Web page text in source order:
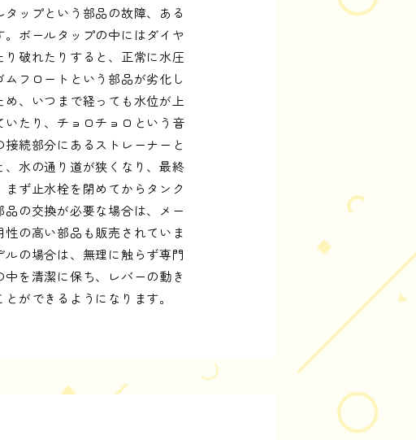
ップという部品の故障、ある
ボールタップの中にはダイヤ
破れたりすると、正常に水圧
フロートという部品が劣化し
、いつまで経っても水位が上
たり、チョロチョロという音
続部分にあるストレーナーと
水の通り道が狭くなり、最終
ず止水栓を閉めてからタンク
の交換が必要な場合は、メー
の高い部品も販売されていま
の場合は、無理に触らず専門
を清潔に保ち、レバーの動き
ができるようになります。